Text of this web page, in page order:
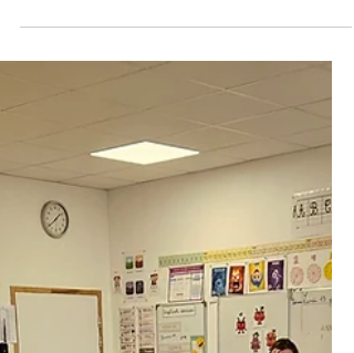
organisé par l'association MELIOU en
plus de 100 personnes se sont réunies
pour célébrer les abeilles, la
biodiversité… et les jeunes apiculteurs du
rucher-école.